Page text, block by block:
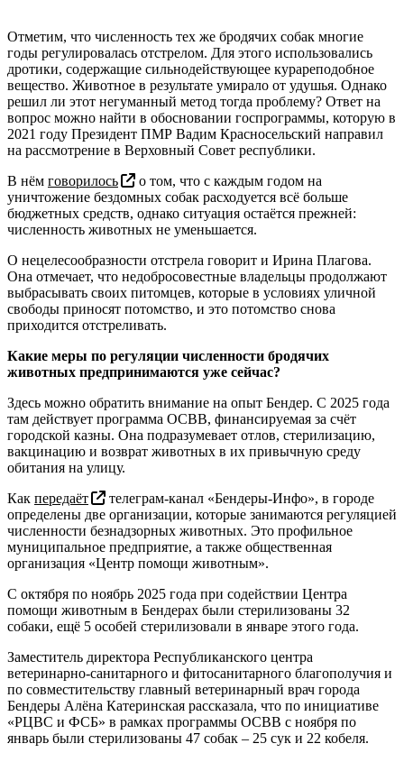
Отметим, что численность тех же бродячих собак многие
годы регулировалась отстрелом. Для этого использовались
дротики, содержащие сильнодействующее курареподобное
вещество. Животное в результате умирало от удушья. Однако
решил ли этот негуманный метод тогда проблему? Ответ на
вопрос можно найти в обосновании госпрограммы, которую в
2021 году Президент ПМР Вадим Красносельский направил
на рассмотрение в Верховный Совет республики.
В нём говорилось
о том, что с каждым годом на
уничтожение бездомных собак расходуется всё больше
бюджетных средств, однако ситуация остаётся прежней:
численность животных не уменьшается.
О нецелесообразности отстрела говорит и Ирина Плагова.
Она отмечает, что недобросовестные владельцы продолжают
выбрасывать своих питомцев, которые в условиях уличной
свободы приносят потомство, и это потомство снова
приходится отстреливать.
Какие меры по регуляции численности бродячих
животных предпринимаются уже сейчас?
Здесь можно обратить внимание на опыт Бендер. С 2025 года
там действует программа ОСВВ, финансируемая за счёт
городской казны. Она подразумевает отлов, стерилизацию,
вакцинацию и возврат животных в их привычную среду
обитания на улицу.
Как передаёт
телеграм-канал «Бендеры-Инфо», в городе
определены две организации, которые занимаются регуляцией
численности безнадзорных животных. Это профильное
муниципальное предприятие, а также общественная
организация «Центр помощи животным».
С октября по ноябрь 2025 года при содействии Центра
помощи животным в Бендерах были стерилизованы 32
собаки, ещё 5 особей стерилизовали в январе этого года.
Заместитель директора Республиканского центра
ветеринарно-санитарного и фитосанитарного благополучия и
по совместительству главный ветеринарный врач города
Бендеры Алёна Катеринская рассказала, что по инициативе
«РЦВС и ФСБ» в рамках программы ОСВВ с ноября по
январь были стерилизованы 47 собак – 25 сук и 22 кобеля.